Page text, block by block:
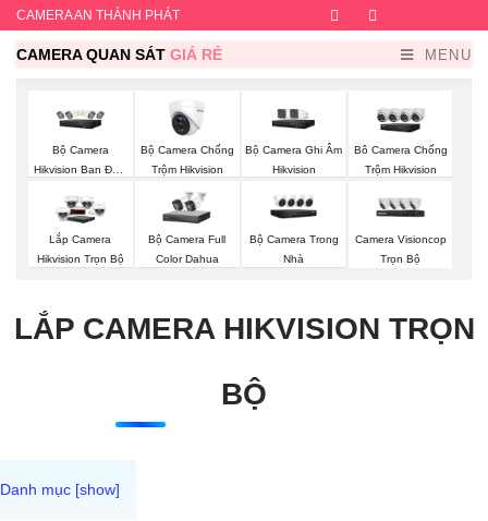
CAMERA AN THÀNH PHÁT Facebook
CAMERA QUAN SÁT GIÁ RẺ MENU
Bộ Camera
Hikvision Ban Đêm
Bộ Camera Chống
Trộm Hikvision
Bộ Camera Ghi Âm
Hikvision
Bô Camera Chống
Trộm Hikvision
Lắp Camera
Hikvision Trọn Bộ
Bộ Camera Full
Color Dahua
Bộ Camera Trong
Nhà
Camera Visioncop
Trọn Bộ
LẮP CAMERA HIKVISION TRỌN
BỘ